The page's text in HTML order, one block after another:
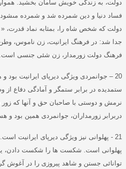
دولت، به زندگى خويش سامان بخشيد
فساد دنيا و دين شمرده شد و شمرده مى‏شود
دولت كه شخص شاه را، بمثابه نماد قدرت، «
جدا شد : در فرهنگ ايرانيت، زن ناموس،
فرهنگ دولت زورمدار، زن شئى جنسى است
20 – جوانمردی ویژگی دیرپای ایرانیت بود
ستمدیده در برابر ستمگر و آمادگی دفاع از
نرمش و دوستی با صاحبان حق و آنها که زور
دربرابر زورمداران، جوانمردی همین بود و
21 - پهلوانی نیز ویژگی دیرپای ایرانیت است
پهلوانی است
شکست ها را شکست دادن، یا
توانائی جستن و شاهد پیروزی را در آغوش